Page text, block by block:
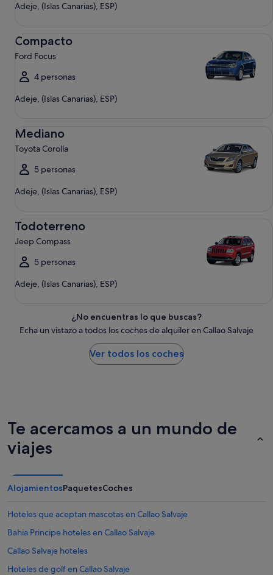
Adeje, (Islas Canarias), ESP)
Compacto
Ford Focus
4 personas
Adeje, (Islas Canarias), ESP)
Mediano
Toyota Corolla
5 personas
Adeje, (Islas Canarias), ESP)
Todoterreno
Jeep Compass
5 personas
Adeje, (Islas Canarias), ESP)
¿No encuentras lo que buscas?
Echa un vistazo a todos los coches de alquiler en Callao Salvaje
Ver todos los coches
Te acercamos a un mundo de
viajes
AlojamientosPaquetesCoches
Hoteles que aceptan mascotas en Callao Salvaje
Bahia Principe hoteles en Callao Salvaje
Callao Salvaje hoteles
Hoteles de golf en Callao Salvaje